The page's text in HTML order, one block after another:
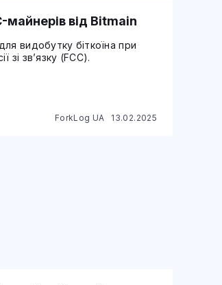
від Bitmain
видобутку біткоїна при
зі зв’язку (FCC).
ForkLog UA 13.02.2025